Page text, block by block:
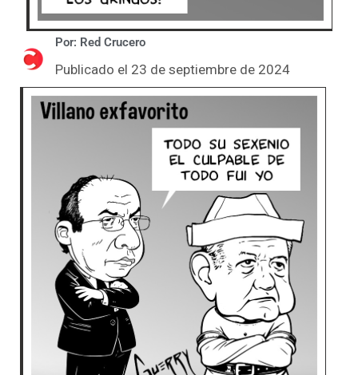
Por: Red Crucero
Publicado el 23 de septiembre de 2024